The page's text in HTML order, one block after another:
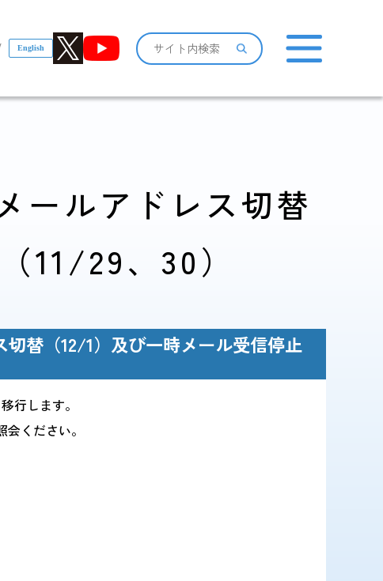
English
広報関係
感染症情報・
ールアドレス切替
11/29、30）
切替（12/1）及び一時メール受信停止
行します。
ください。